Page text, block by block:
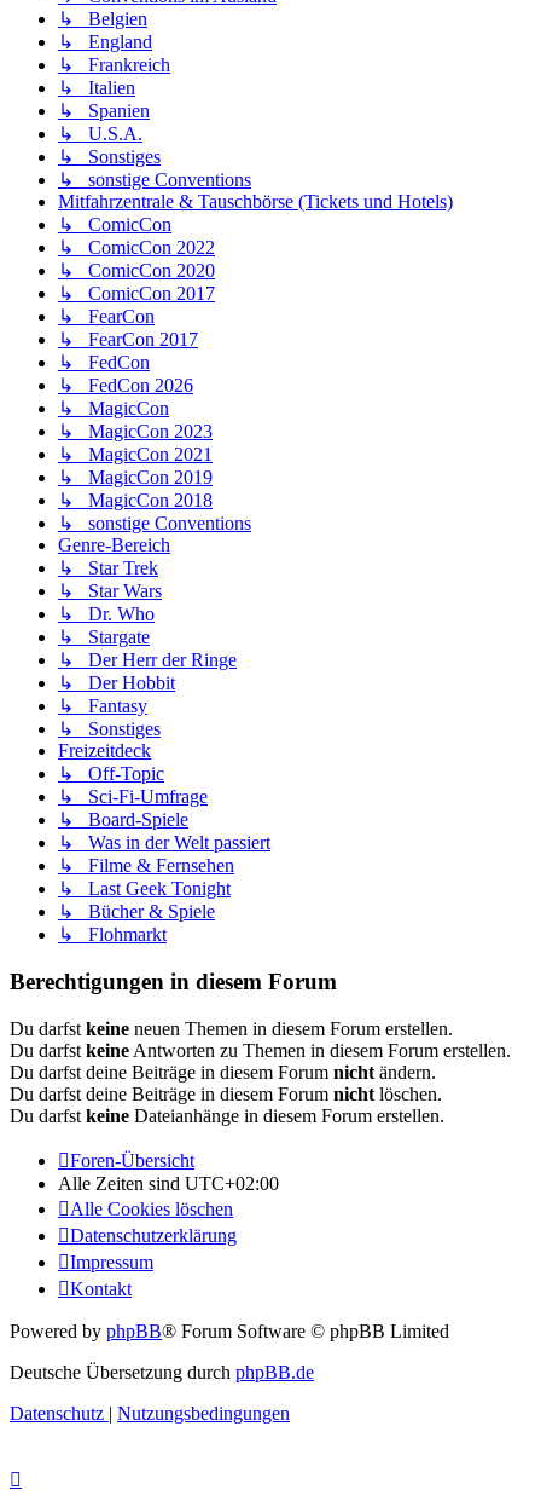
↳ Belgien
↳ England
↳ Frankreich
↳ Italien
↳ Spanien
↳ U.S.A.
↳ Sonstiges
↳ sonstige Conventions
Mitfahrzentrale & Tauschbörse (Tickets und Hotels)
↳ ComicCon
↳ ComicCon 2022
↳ ComicCon 2020
↳ ComicCon 2017
↳ FearCon
↳ FearCon 2017
↳ FedCon
↳ FedCon 2026
↳ MagicCon
↳ MagicCon 2023
↳ MagicCon 2021
↳ MagicCon 2019
↳ MagicCon 2018
↳ sonstige Conventions
Genre-Bereich
↳ Star Trek
↳ Star Wars
↳ Dr. Who
↳ Stargate
↳ Der Herr der Ringe
↳ Der Hobbit
↳ Fantasy
↳ Sonstiges
Freizeitdeck
↳ Off-Topic
↳ Sci-Fi-Umfrage
↳ Board-Spiele
↳ Was in der Welt passiert
↳ Filme & Fernsehen
↳ Last Geek Tonight
↳ Bücher & Spiele
↳ Flohmarkt
Berechtigungen in diesem Forum
Du darfst keine neuen Themen in diesem Forum erstellen.
Du darfst keine Antworten zu Themen in diesem Forum erstellen.
Du darfst deine Beiträge in diesem Forum nicht ändern.
Du darfst deine Beiträge in diesem Forum nicht löschen.
Du darfst keine Dateianhänge in diesem Forum erstellen.
Foren-Übersicht
Alle Zeiten sind UTC+02:00
Alle Cookies löschen
Datenschutzerklärung
Impressum
Kontakt
Powered by phpBB® Forum Software © phpBB Limited
Deutsche Übersetzung durch phpBB.de
Datenschutz | Nutzungsbedingungen